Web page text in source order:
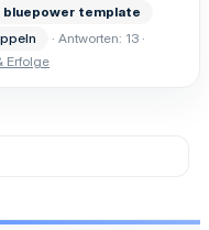
bluepower template
Antworten: 13
Erfolge